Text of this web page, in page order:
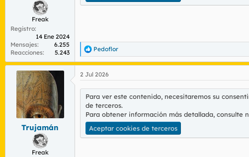
Freak
Registro
14 Ene 2024
Mensajes
6.255
Reacciones
5.243
R
e
a
c
o
n
e
s
Pedoflor
Trujamán
Freak
2 Jul 2026
Para ver este contenido, necesitaremos su
de terceros.
Para obtener información más detallada, consulte
Aceptar cookies de terceros